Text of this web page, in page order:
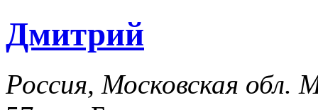
Дмитрий
Россия, Московская обл.